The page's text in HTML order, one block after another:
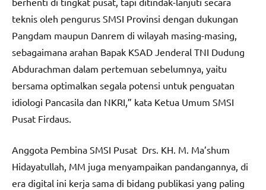
teknis oleh pengurus SMSI Provinsi dengan dukungan
Pangdam maupun Danrem di wilayah masing-masing,
sebagaimana arahan Bapak KSAD Jenderal TNI Dudung
Abdurachman dalam pertemuan sebelumnya, yaitu
bersama optimalkan segala potensi untuk penguatan
idiologi Pancasila dan NKRI,” kata Ketua Umum SMSI
Pusat Firdaus.
Anggota Pembina SMSI Pusat Drs. KH. M. Ma’shum
Hidayatullah, MM juga menyampaikan pandangannya, di
era digital ini kerja sama di bidang publikasi yang paling